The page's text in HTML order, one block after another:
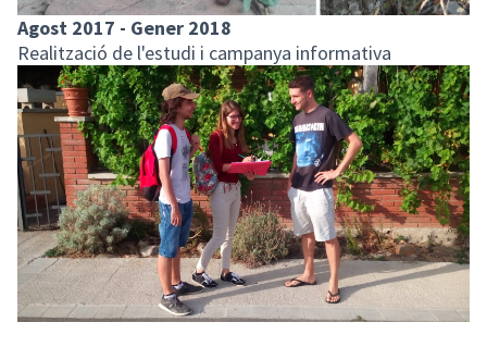
Agost 2017 - Gener 2018
Realització de l'estudi i campanya informativa